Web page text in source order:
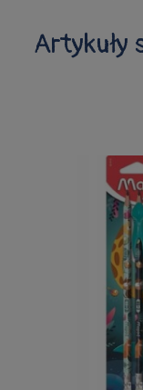
Artykuły